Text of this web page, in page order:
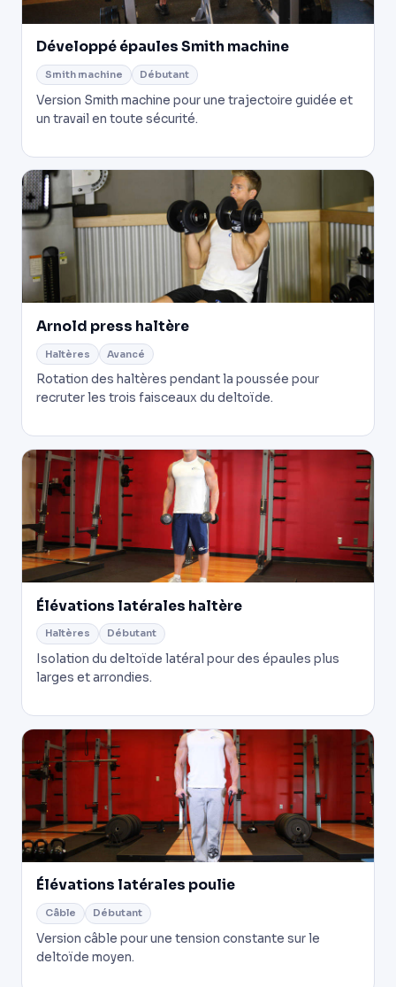
Développé épaules Smith machine
Smith machine Débutant
Version Smith machine pour une trajectoire guidée et
un travail en toute sécurité.
Arnold press haltère
Haltères Avancé
Rotation des haltères pendant la poussée pour
recruter les trois faisceaux du deltoïde.
Élévations latérales haltère
Haltères Débutant
Isolation du deltoïde latéral pour des épaules plus
larges et arrondies.
Élévations latérales poulie
Câble Débutant
Version câble pour une tension constante sur le
deltoïde moyen.